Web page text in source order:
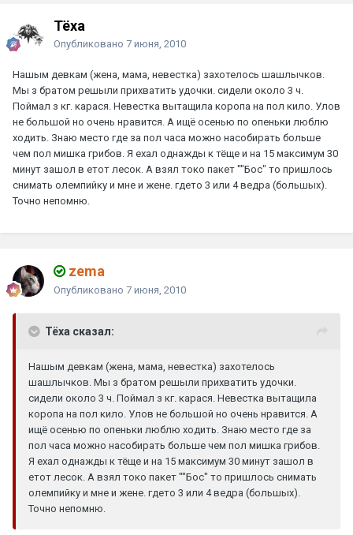
Тёха
Опубликовано 7 июня, 2010
Нашым девкам (жена, мама, невестка) захотелось шашлычков.
Мы з братом решыли прихватить удочки. сидели около 3 ч.
Поймал з кг. карася. Невестка вытащила коропа на пол кило. Улов
не большой но очень нравится. А ищё осенью по опеньки люблю
ходить. Знаю место где за пол часа можно насобирать больше
чем пол мишка грибов. Я ехал однажды к тёще и на 15 максимум 30
минут зашол в етот лесок. А взял токо пакет ""Бос" то пришлось
снимать олемпийку и мне и жене. гдето 3 или 4 ведра (большых).
Точно непомню.
zema
Опубликовано 7 июня, 2010
Тёха сказал:
Нашым девкам (жена, мама, невестка) захотелось
шашлычков. Мы з братом решыли прихватить удочки.
сидели около 3 ч. Поймал з кг. карася. Невестка вытащила
коропа на пол кило. Улов не большой но очень нравится. А
ищё осенью по опеньки люблю ходить. Знаю место где за
пол часа можно насобирать больше чем пол мишка грибов.
Я ехал однажды к тёще и на 15 максимум 30 минут зашол в
етот лесок. А взял токо пакет ""Бос" то пришлось снимать
олемпийку и мне и жене. гдето 3 или 4 ведра (большых).
Точно непомню.